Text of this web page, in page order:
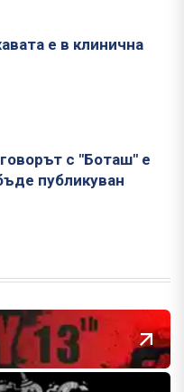
е в клинична
с "Боташ" е
публикуван